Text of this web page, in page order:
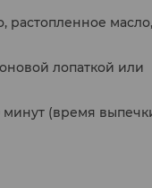
растопленное масло,
лопаткой или
минут (время